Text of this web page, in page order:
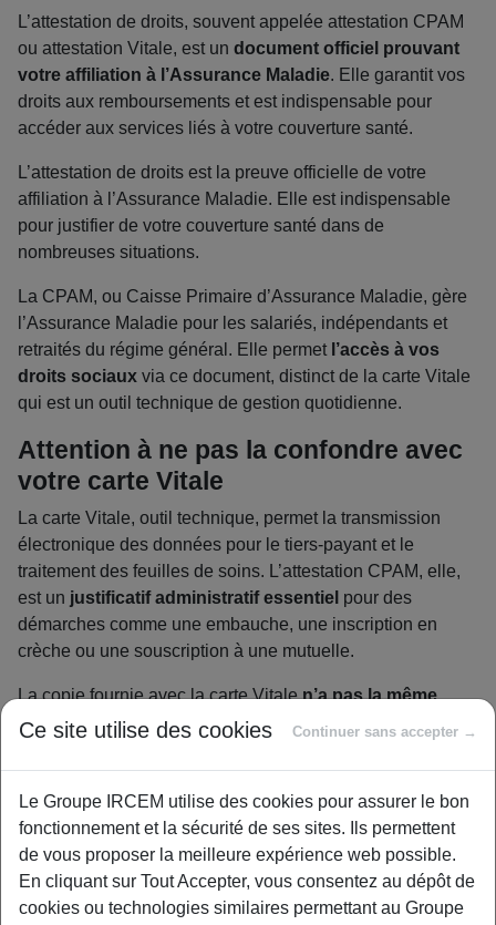
L’attestation de droits, souvent appelée attestation CPAM
ou attestation Vitale, est un document officiel prouvant
votre affiliation à l’Assurance Maladie. Elle garantit vos
droits aux remboursements et est indispensable pour
accéder aux services liés à votre couverture santé.
L’attestation de droits est la preuve officielle de votre
affiliation à l’Assurance Maladie. Elle est indispensable
pour justifier de votre couverture santé dans de
nombreuses situations.
La CPAM, ou Caisse Primaire d’Assurance Maladie, gère
l’Assurance Maladie pour les salariés, indépendants et
retraités du régime général. Elle permet l’accès à vos
droits sociaux via ce document, distinct de la carte Vitale
qui est un outil technique de gestion quotidienne.
Attention à ne pas la confondre avec
votre carte Vitale
La carte Vitale, outil technique, permet la transmission
électronique des données pour le tiers-payant et le
traitement des feuilles de soins. L’attestation CPAM, elle,
est un justificatif administratif essentiel pour des
démarches comme une embauche, une inscription en
crèche ou une souscription à une mutuelle.
La copie fournie avec la carte Vitalen’a pas la même
valeur légale qu’une attestation officielle
télécharger sur votre compte ameli, via l’appli mobile, ou la
retirer en agence CPAM.
Dans quelles situations votre
attestation CPAM est-elle
indispensable ?
Ce site utilise des cookies Continuer sans accepter →
Le Groupe IRCEM utilise des cookies pour assurer le bon
fonctionnement et la sécurité de ses sites. Ils permettent
de vous proposer la meilleure expérience web possible.
En cliquant sur Tout Accepter, vous consentez au dépôt de
cookies ou technologies similaires permettant au Groupe